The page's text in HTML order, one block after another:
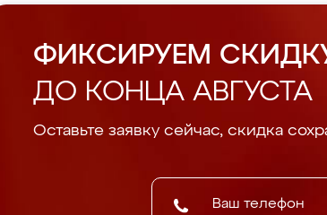
ФИКСИРУЕМ
ДО КОНЦА АВГУСТА
Оставьте заявку сейчас, скидка